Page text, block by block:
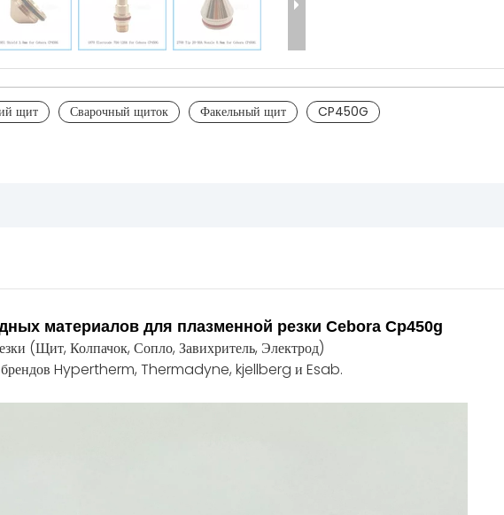
щит Сварочный щиток Факельный щит CP450G
материалов для плазменной резки Cebora Cp450g
(Щит, Колпачок, Сопло, Завихритель, Электрод)
Hypertherm, Thermadyne, kjellberg и Esab.